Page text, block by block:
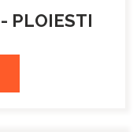
PLOIESTI